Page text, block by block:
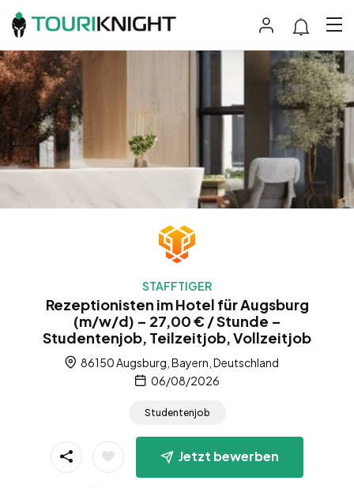
STAFFTIGER
Rezeptionisten im Hotel für Augsburg
(m/w/d) – 27,00 € / Stunde –
Studentenjob, Teilzeitjob, Vollzeitjob
86150 Augsburg, Bayern, Deutschland
06/08/2026
Studentenjob
Jetzt bewerben